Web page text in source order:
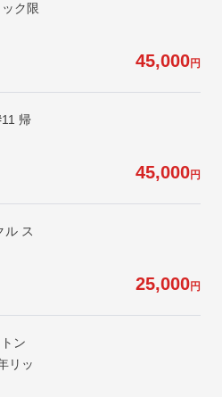
ク限
45,000円
帰
45,000円
ル ス
25,000円
ン
リッ